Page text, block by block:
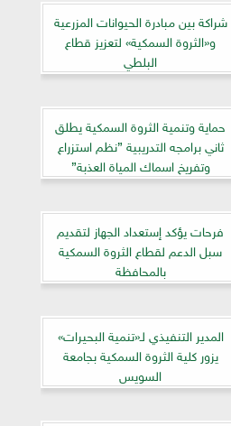
شراكة بين مبادرة الحيوانات المزرعية
و«الثروة السمكية» لتعزيز قطاع
البلطي
حماية وتنمية الثروة السمكية يطلق
ثاني برامجه التدريبية ”نظم استزراع
وتفريخ اسماك المياة العذبة”
فرحات يؤكد إستعداد الجهاز لتقديم
سبل الدعم لقطاع الثروة السمكية
بالمحافظة
المدير التنفيذي لـ«تنمية البحيرات»
يزور كلية الثروة السمكية بجامعة
السويس